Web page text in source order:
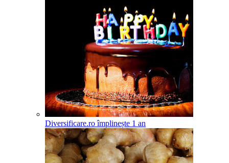
Diversificare.ro împlinește 1 an